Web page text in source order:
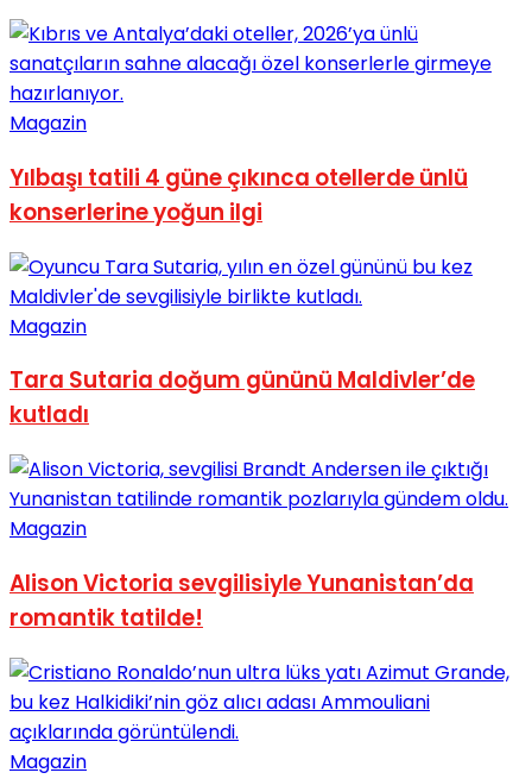
No Result
View All Result
Magazin
Yılbaşı tatili 4 güne çıkınca otellerde ünlü
konserlerine yoğun ilgi
Magazin
Tara Sutaria doğum gününü Maldivler’de
kutladı
Magazin
Alison Victoria sevgilisiyle Yunanistan’da
romantik tatilde!
Magazin